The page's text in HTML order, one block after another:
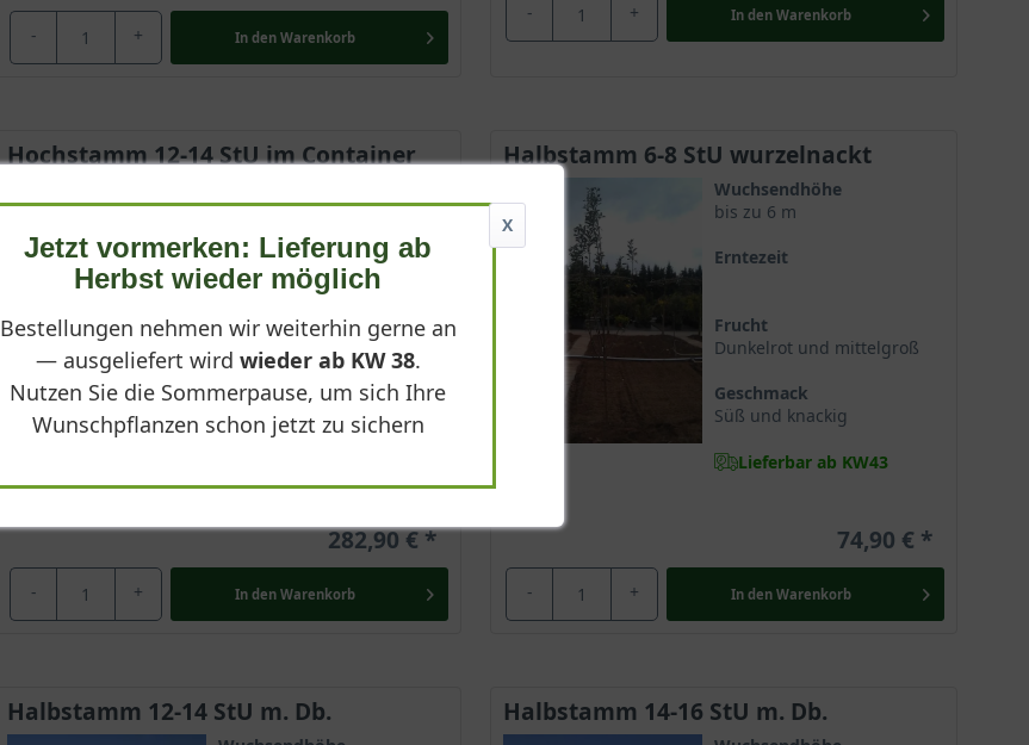
- + In den Warenkorb
- + In den Warenkorb
Hochstamm 12-14 StU im Container
270-320cm
Gewicht
ca. 40 kg
Anzahl Verschulungen
3xv (3-fach verpflanzt)
Lieferbar
282,90 €
- + In den Warenkorb
Halbstamm 6-8 StU wurzelnackt
Wuchsendhöhe
bis zu 6 m
Erntezeit
Frucht
Dunkelrot und mittelgroß
Geschmack
Süß und knackig
Lieferbar ab KW43
74,90 €
- + In den Warenkorb
Halbstamm 12-14 StU m. Db. Halbstamm 14-16 StU m. Db.
X
Jetzt vormerken: Lieferung ab
Herbst wieder möglich
Bestellungen nehmen wir weiterhin gerne an
— ausgeliefert wird wieder ab KW 38.
Nutzen Sie die Sommerpause, um sich Ihre
Wunschpflanzen schon jetzt zu sichern